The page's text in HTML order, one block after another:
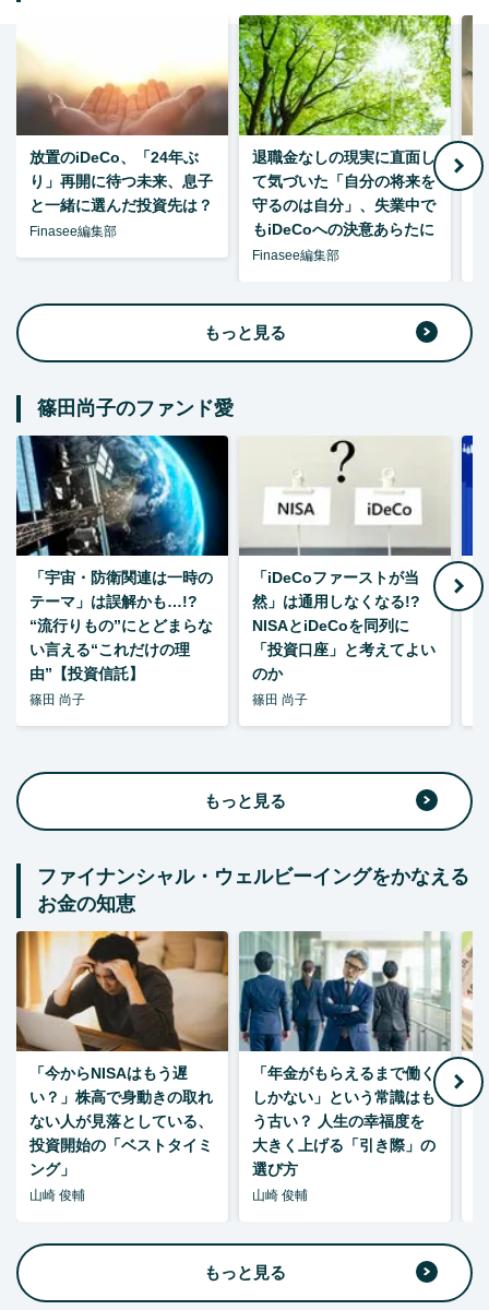
放置のiDeCo、「24年ぶ
り」再開に待つ未来、息子
と一緒に選んだ投資先は？
Finasee編集部
退職金なしの現実に直面し
て気づいた「自分の将来を
守るのは自分」、失業中で
もiDeCoへの決意あらたに
Finasee編集部
もっと見る
篠田尚子のファンド愛
「宇宙・防衛関連は一時の
テーマ」は誤解かも…!?
“流行りもの”にとどまらな
い言える“これだけの理
由”【投資信託】
篠田 尚子
「iDeCoファーストが当
然」は通用しなくなる!?
NISAとiDeCoを同列に
「投資口座」と考えてよい
のか
篠田 尚子
もっと見る
ファイナンシャル・ウェルビーイングをかなえる
お金の知恵
「今からNISAはもう遅
い？」株高で身動きの取れ
ない人が見落としている、
投資開始の「ベストタイミ
ング」
山崎 俊輔
「年金がもらえるまで働く
しかない」という常識はも
う古い？ 人生の幸福度を
大きく上げる「引き際」の
選び方
山崎 俊輔
もっと見る